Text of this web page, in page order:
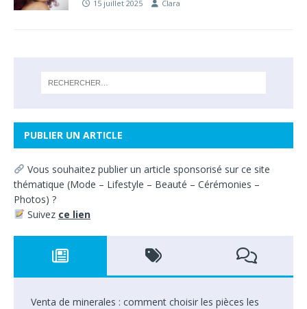
15 juillet 2025 Clara
PUBLIER UN ARTICLE
Vous souhaitez publier un article sponsorisé sur ce site
thématique (Mode – Lifestyle – Beauté – Cérémonies –
Photos) ?
Suivez ce lien
Venta de minerales : comment choisir les pièces les